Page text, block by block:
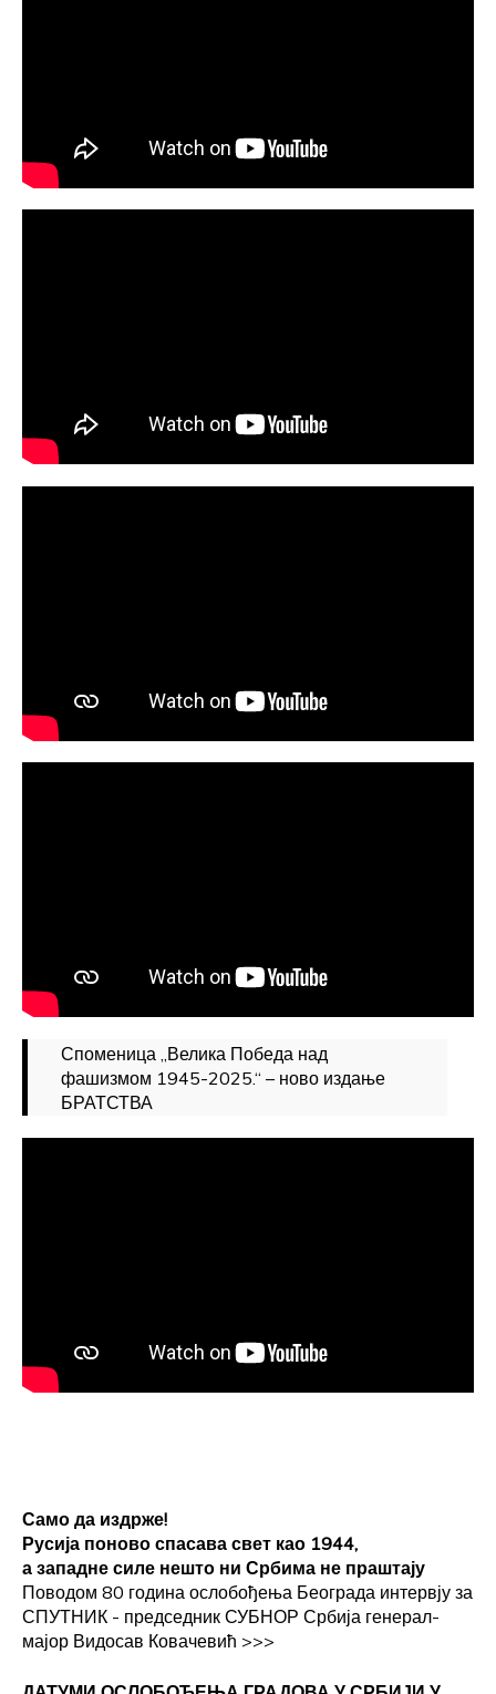
Споменица „Велика Победа над
фашизмом 1945-2025.“ – ново издање
БРАТСТВА
Само да издрже!
Русија поново спасава свет као 1944,
а западне силе нешто ни Србима не праштају
Поводом 80 година ослобођења Београда интервју за
СПУТНИК - председник СУБНОР Србија генерал-
мајор Видосав Ковачевић >>>